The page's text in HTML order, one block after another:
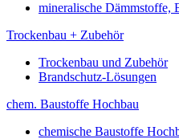
mineralische Dämmstoffe,
Trockenbau + Zubehör
Trockenbau und Zubehör
Brandschutz-Lösungen
chem. Baustoffe Hochbau
chemische Baustoffe